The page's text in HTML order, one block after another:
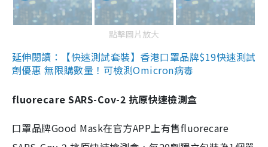
點擊圖片放大
延伸閱讀：【快速測試套裝】香港口罩品牌$19快速測試
劑優惠 無限購數量！可檢測Omicron病毒
fluorecare SARS-Cov-2 抗原快速檢測盒
口罩品牌Good Mask在官方APP上有售fluorecare